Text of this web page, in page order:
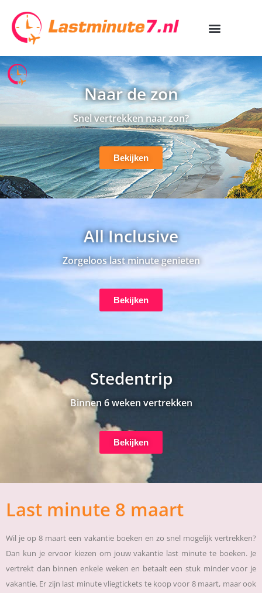
Naar de zon
Snel vertrekken naar zon?
Bekijken
All Inclusive
Zorgeloos last minute genieten
Bekijken
Stedentrip
Binnen 6 weken vertrekken
Bekijken
Last minute 8 maart
Wil je op 8 maart een vakantie boeken en zo snel mogelijk vertrekken?
Dan kun je ervoor kiezen om jouw vakantie last minute te boeken. Je
vertrekt dan binnen enkele weken en betaalt een stuk minder voor je
vakantie. Er zijn last minute vliegtickets te koop voor 8 maart, maar ook